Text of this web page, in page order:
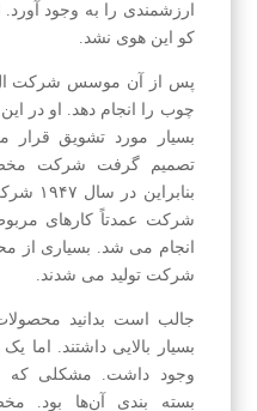
ارزشمندی را به وجود
کو این هوی نشد.
پس از آن موسس شرکت
چوب را انجام دهد. او در
بسیار مورد تشویق
تصمیم گرفت شرکت
شرکت عمدتاً کارهای
انجام می شد. بسیاری از
شرکت تولید می شدند.
جالب است بدانید
بسیار بالایی داشتند. اما
وجود داشت. مشکلی که
بسته بندی آن‌ها بود.